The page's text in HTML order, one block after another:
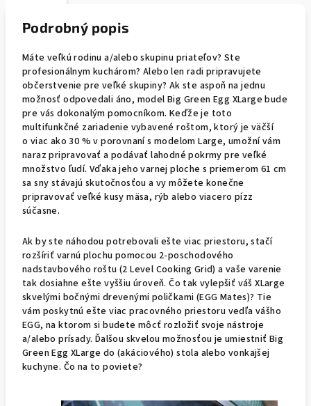
Podrobný popis
Máte veľkú rodinu a/alebo skupinu priateľov? Ste
profesionálnym kuchárom? Alebo len radi pripravujete
občerstvenie pre veľké skupiny? Ak ste aspoň na jednu
možnosť odpovedali áno, model Big Green Egg XLarge bude
pre vás dokonalým pomocníkom. Keďže je toto
multifunkčné zariadenie vybavené roštom, ktorý je väčší
o viac ako 30 % v porovnaní s modelom Large, umožní vám
naraz pripravovať a podávať lahodné pokrmy pre veľké
množstvo ľudí. Vďaka jeho varnej ploche s priemerom 61 cm
sa sny stávajú skutočnosťou a vy môžete konečne
pripravovať veľké kusy mäsa, rýb alebo viacero pízz
súčasne.
Ak by ste náhodou potrebovali ešte viac priestoru, stačí
rozšíriť varnú plochu pomocou 2-poschodového
nadstavbového roštu (2 Level Cooking Grid) a vaše varenie
tak dosiahne ešte vyššiu úroveň. Čo tak vylepšiť váš XLarge
skvelými bočnými drevenými poličkami (EGG Mates)? Tie
vám poskytnú ešte viac pracovného priestoru vedľa vášho
EGG, na ktorom si budete môcť rozložiť svoje nástroje
a/alebo prísady. Ďalšou skvelou možnosťou je umiestniť Big
Green Egg XLarge do (akáciového) stola alebo vonkajšej
kuchyne. Čo na to poviete?